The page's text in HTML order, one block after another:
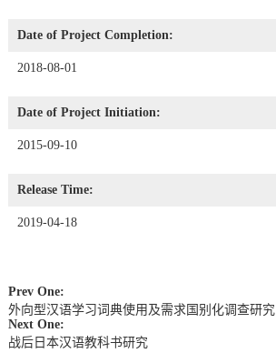
Date of Project Completion:
2018-08-01
Date of Project Initiation:
2015-09-10
Release Time:
2019-04-18
Prev One:
外向型汉语学习词典使用及需求国别化调查研究
Next One:
战后日本汉语教科书研究